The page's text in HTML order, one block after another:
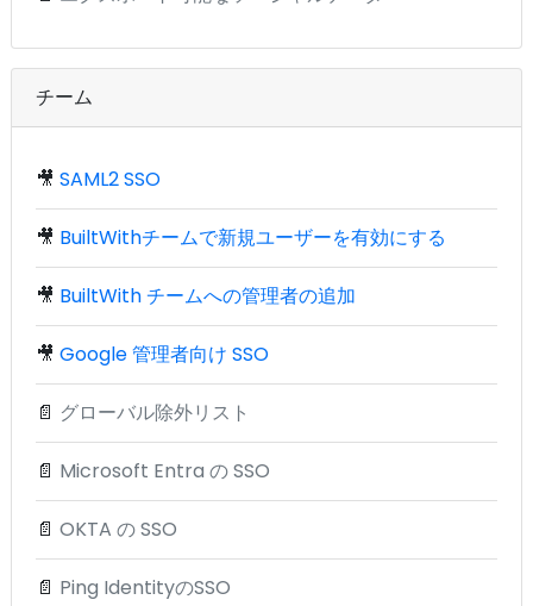
チーム
🎥 SAML2 SSO
🎥 BuiltWithチームで新規ユーザーを有効にする
🎥 BuiltWith チームへの管理者の追加
🎥 Google 管理者向け SSO
📄 グローバル除外リスト
📄 Microsoft Entra の SSO
📄 OKTA の SSO
📄 Ping IdentityのSSO